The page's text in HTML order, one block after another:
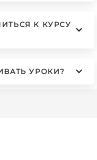
К КУРСУ
УРОКИ?